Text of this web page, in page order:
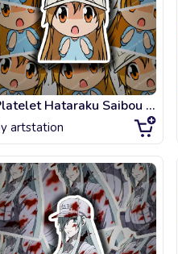
Platelet Hataraku Saibou (Cells at Work)
artstation